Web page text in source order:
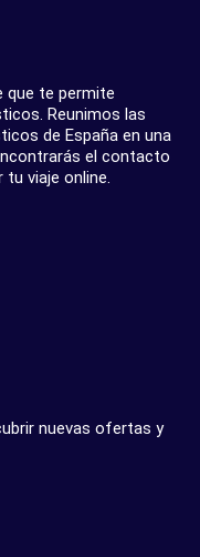
que te permite
Reunimos las
de España en una
el contacto
viaje online.
nuevas ofertas y